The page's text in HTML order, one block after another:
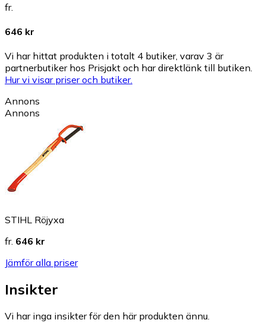
fr.
646 kr
Vi har hittat produkten i totalt 4 butiker, varav 3 är
partnerbutiker hos Prisjakt och har direktlänk till butiken.
Hur vi visar priser och butiker.
Annons
Annons
STIHL Röjyxa
fr. 646 kr
Jämför alla priser
Insikter
Vi har inga insikter för den här produkten ännu.